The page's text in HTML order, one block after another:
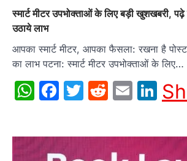
स्मार्ट मीटर उपभोक्ताओं के लिए बड़ी खुशखबरी,
उठाये लाभ
आपका स्मार्ट मीटर, आपका फैसला: रखना है
का लाभ पटना: स्मार्ट मीटर उपभोक्ताओं के लिए…
WhatsApp
Facebook
Twitter
Reddit
Email